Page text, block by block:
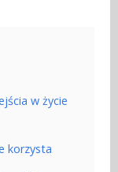
w życie
korzysta